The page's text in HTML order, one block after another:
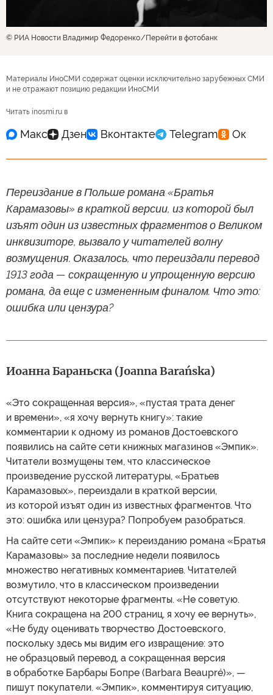
© РИА Новости Владимир Федоренко Перейти в фотобанк
Материалы ИноСМИ содержат оценки исключительно зарубежных СМИ
и не отражают позицию редакции ИноСМИ
Читать inosmi.ru в
Переиздание в Польше романа «Братья
Карамазовы» в краткой версии, из которой был
изъят один из известных фрагментов о Великом
инквизиторе, вызвало у читателей волну
возмущения. Оказалось, что переиздали перевод
1913 года — сокращенную и упрощенную версию
романа, да еще с измененным финалом. Что это:
ошибка или цензура?
Иоанна Бараньска (Joanna Barańska)
«Это сокращенная версия», «пустая трата денег
и времени», «я хочу вернуть книгу»: такие
комментарии к одному из романов Достоевского
появились на сайте сети книжных магазинов «Эмпик».
Читатели возмущены тем, что классическое
произведение русской литературы, «Братьев
Карамазовых», переиздали в краткой версии,
из которой изъят один из известных фрагментов. Что
это: ошибка или цензура? Попробуем разобраться.
На сайте сети «Эмпик» к переизданию романа «Братья
Карамазовы» за последние недели появилось
множество негативных комментариев. Читателей
возмутило, что в классическом произведении
отсутствуют некоторые фрагменты. «Не советую.
Книга сокращена на 200 страниц, я хочу ее вернуть»,
«Не буду оценивать творчество Достоевского,
поскольку здесь мы видим его извращение: это
не образцовый перевод, а сокращенная версия
в обработке Барбары Бопре (Barbara Beaupré)», —
пишут покупатели. «Эмпик», комментируя ситуацию,